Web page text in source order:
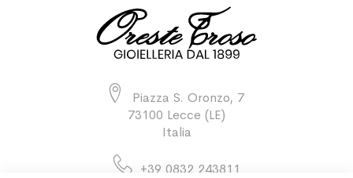
Piazza S. Oronzo, 7
73100 Lecce (LE)
Italia
+39 0832 243811